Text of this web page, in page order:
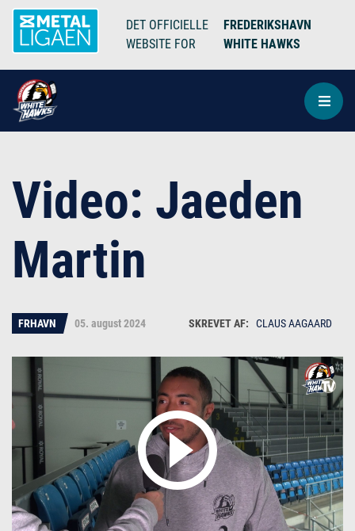
DET OFFICIELLE
WEBSITE FOR
FREDERIKSHAVN
WHITE HAWKS
Video: Jaeden
Martin
FRHAVN 05. august 2024 CLAUS AAGAARD